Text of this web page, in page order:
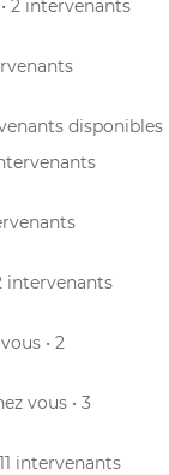
2 intervenants
disponibles
intervenants
• 2
vous • 3
intervenants